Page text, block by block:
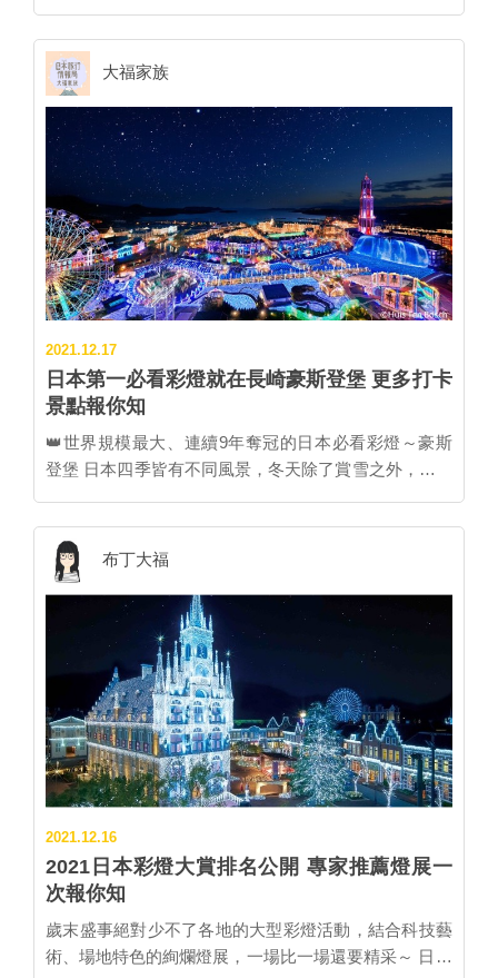
車站也於2020年3月底啟用，成為完全高架化的車站。
附近也有許多新設施陸續開張，除了去年開幕的長崎希
爾頓酒店外，國際連鎖品牌萬豪酒店也預計於2023年登
場。 ▲展示於長崎站內的西九州新幹線3號車座椅模
型。 諫早站同時結合新幹線與原有的JR車站，因此在
新幹線開通後，經由諫早站轉乘島原鐵道至雲仙、島原
就更加快速。新大村站則預計成為長崎縣的九州新幹線
門戶，與境內的長崎機場、長崎高速公路大村交流道等
連結成緊密的交通網，便利度可說如虎添翼。 ▲長崎街
道海鷗市場將於3月18日開幕。 （圖片提供：JR九
州） 因應西九州新幹線的開業，長崎車站周邊也不斷翻
新，在車站旁就將開設全新商場「長崎街道海鷗市
場」，共有54間商店進駐，其中光販售在地伴手禮的店
舖就高達27間，提供長崎在地美味的餐飲店也有14間，
手禮專區中，可購買到長崎蛋糕、波佐見燒等特產；在
長崎首次登場的橫丁區，則集結了海鮮、和牛、地酒等
多樣料理，還可體驗橫丁的熱鬧氛圍。另外長崎必吃的
網打盡。 ▲在這裡也能體驗到橫丁的熱鬧氣氛。 （圖
片提供：JR九州） 🍴長崎推薦美食 【必吃甜點】佐世
保市｜開港蛋糕捲 各地景點都能找到隱藏愛心的長崎，
連甜點中都有著愛心，與戀人一起來訪必定能讓感情更
甜蜜！佐世保的招牌甜點「開港蛋糕捲」以明治時代西
方海軍為發想，外層使用當地特產海軍咖啡做成的咖啡
口味蛋糕體，雖然內餡比一般蛋糕捲還多，但特製的微
苦的焦糖奶油餡降低了甜膩感。中間的愛心更是提高蛋
糕捲的萌度，利用在地米粉做成的幕斯口感米布丁，在
半解凍狀態下品嘗更加美味。 【招牌美食】長崎市｜角
煮饅頭 角煮饅頭是長崎傳統宴會料理「桌袱料理」中的
一道菜色，其來源為中華料理的「東坡肉」。而為了吃
起來更方便，便使用饅頭夾住，外表與台灣刈包有九成
像。在創業超過50年的發祥老店「岩崎本舖」，除了有
豬肉口味，還有結合起司或長崎和牛的角煮饅頭，口味
相當多樣化。 此外，今年1月業者更與經典遊戲《PAC-
月15日 長崎冬季最盛大的祭典，就是在每年農曆春節期
間舉辦的「長崎燈會」。長崎燈會起源於新地中華街，
首次舉行為1987年，並因受到遊客歡迎，於1994年起開
始擴大規模舉行，成為全國性知名的冬日祭典活動，更
曾吸引超過百萬觀光客前來參加。 ▲長崎燈會有許多不
同造型花燈，令人眼花撩亂。 長崎燈會中，最大的亮
點就是裝飾在新地中華街、湊公園、眼鏡橋等地，多達
約1萬5千個色彩鮮豔的燈籠以及各種造型花燈，將長崎
的夜晚點綴得五彩繽紛。燈會期間中，各種活動也精采
展開，包括舞龍表演、皇帝遊行、媽祖出巡等，同時在
各個會場也有多種主題花燈展示，整個長崎市中心張燈
氣氛。 造訪長崎燈會，推薦必看兩處燈籠裝飾。首先是
代表性景點眼鏡橋所在的中島川上，掛著一串串黃澄澄
有如滿月的燈籠，河川中則漂浮著蓮花、天鵝等的花燈
裝飾。另外則為新地中華街旁的銅座川，這裡掛滿了粉
紅色燈籠，倒映在水面更顯夢幻。而單身男女來此，更
期間，遇上命中注定的另一半喔！ ▲來長崎燈會不妨來
拜拜月下老人求良緣。 ※20022年因防疫關係，除燈籠
裝飾外，花燈裝置及各式表演皆取消。 ■野母崎水仙祭
（長崎市） 2022年1月8日～1月23日 以伊勢龍蝦聞名的
野母崎地區，冬季還能欣賞滿山滿谷的水仙花海。入選
「日本香氛百選」的水仙之里公園就位於2021年10月底
甫開幕的長崎市恐龍博物館旁。這裡在每年1月會舉行
野母崎水仙祭，上千萬株飄散清淡香氣的水仙花在山坡
上盛放，背景則是湛藍的大海以及世...
大福家族
2021.12.17
日本第一必看彩燈就在長崎豪斯登堡 更多打卡
景點報你知
👑世界規模最大、連續9年奪冠的日本必看彩燈～豪斯
登堡 日本四季皆有不同風景，冬天除了賞雪之外，點綴
議局每年會舉辦「彩燈大賞」比賽，分成綜合娛樂、彩
燈及專業演出三大部門，由數千名擁有證照的夜景觀光
士評選出各分項的前10名。 其中綜合娛樂部門，不僅注
重彩燈的裝飾，影像及燈光、遊樂設施及相關活動等，
也都算在評選中的一環，能在此分類榜上有名可不是件
容易的事。今年夜景觀光會議局召集多達6,100名夜景觀
光士，於11月4日公布「第九回彩燈大賞」得獎名單，
位於長崎縣佐世保市的豪斯登堡，則不負眾望，連續第
九次奪下綜合娛樂部門的冠軍，可說是日本必看的彩燈
裝飾了！ ▲豪斯登堡的彩燈華麗絢爛，想要攻頂日本最
美彩燈，來這裡就對了。(圖片提供：豪斯登堡) 其實豪
最大、名聲最響亮的，就屬冬季的彩燈活動。11月初至
聖誕節，現正舉辦「豪斯登堡光之街道的聖誕節」，以
聖誕城為主題，熱鬧的聖誕市集也同時登場，高達12公
尺的巨大聖誕樹林立，彷彿置身歐洲般浪漫。 ▲豪斯登
堡的聖誕節裝飾以及熱鬧市集，就像是親自來到歐洲一
布丁大福
2021.12.16
2021日本彩燈大賞排名公開 專家推薦燈展一
次報你知
歲末盛事絕對少不了各地的大型彩燈活動，結合科技藝
術、場地特色的絢爛燈展，一場比一場還要精采～ 日本